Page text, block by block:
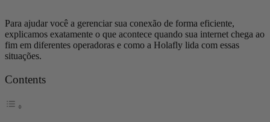
Para ajudar você a gerenciar sua conexão de forma eficiente,
explicamos exatamente o que acontece quando sua internet chega ao
fim em diferentes operadoras e como a Holafly lida com essas
situações.
Contents